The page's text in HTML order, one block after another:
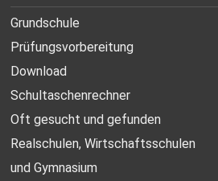
Grundschule
Prüfungsvorbereitung
Download
Schultaschenrechner
Oft gesucht und gefunden
Realschulen,Wirtschaftsschulen
und Gymnasium